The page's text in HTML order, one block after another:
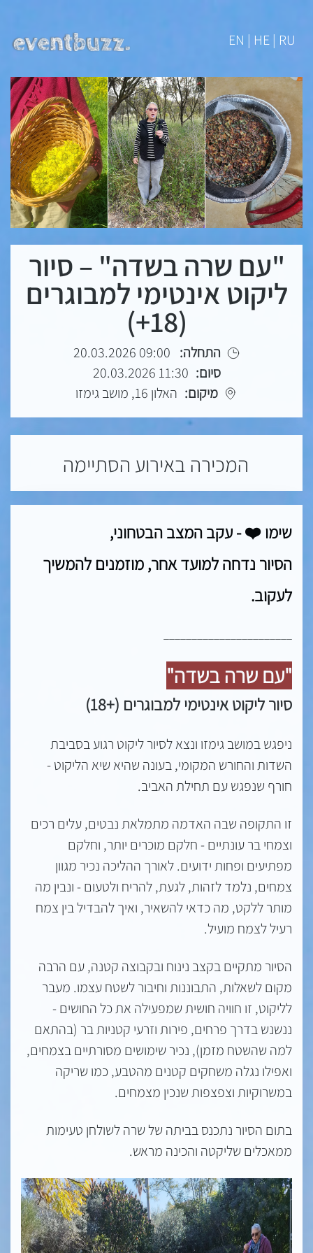
EN | HE | RU
"עם שרה בשדה" – סיור
ליקוט אינטימי למבוגרים
(18+)
התחלה: 09:00 20.03.2026
סיום: 11:30 20.03.2026
מיקום: האלון 16, מושב גימזו
המכירה באירוע הסתיימה
שימו ❤️ - עקב המצב הבטחוני,
הסיור נדחה למועד אחר, מוזמנים להמשיך
לעקוב.
"עם שרה בשדה"
סיור ליקוט אינטימי למבוגרים (+18)
ניפגש במושב גימזו ונצא לסיור ליקוט רגוע בסביבת
השדות והחורש המקומי, בעונה שהיא שיא הליקוט -
חורף שנפגש עם תחילת האביב.
זו התקופה שבה האדמה מתמלאת נבטים, עלים רכים
וצמחי בר עונתיים - חלקם מוכרים יותר, וחלקם
מפתיעים ופחות ידועים. לאורך ההליכה נכיר מגוון
צמחים, נלמד לזהות, לגעת, להריח ולטעום - ונבין מה
מותר ללקט, מה כדאי להשאיר, ואיך להבדיל בין צמח
רעיל לצמח מועיל.
הסיור מתקיים בקצב נינוח ובקבוצה קטנה, עם הרבה
מקום לשאלות, התבוננות וחיבור לשטח עצמו. מעבר
לליקוט, זו חוויה חושית שמפעילה את כל החושים -
ננשנש בדרך פרחים, פירות וזרעי קטניות בר (בהתאם
למה שהשטח מזמן), נכיר שימושים מסורתיים בצמחים,
ואפילו נגלה משחקים קטנים מהטבע, כמו שריקה
במשרוקיות וצפצפות שנכין מצמחים.
בתום הסיור נתכנס בביתה של שרה לשולחן טעימות
ממאכלים שליקטה והכינה מראש.